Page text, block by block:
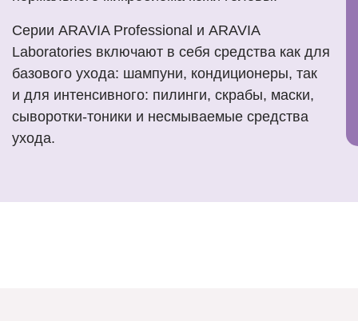
Серии ARAVIA Professional и ARAVIA
Laboratories включают в себя средства как для
базового ухода: шампуни, кондиционеры, так
и для интенсивного: пилинги, скрабы, маски,
сыворотки-тоники и несмываемые средства
ухода.